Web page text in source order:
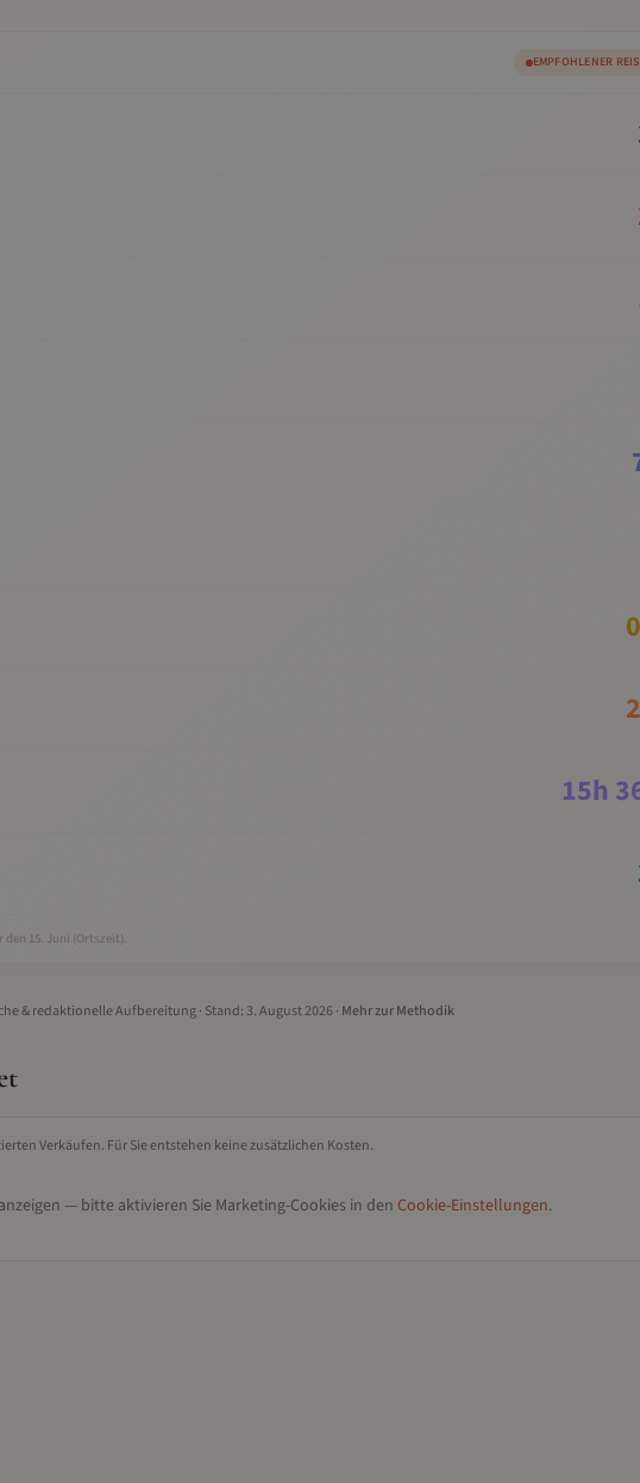
EMPFOHLENER
15h
15. Juni (Ortszeit).
& redaktionelle Aufbereitung· Stand: 3. August 2026· Mehr zur Methodik
Verkäufen. Für Sie entstehen keine zusätzlichen Kosten.
anzeigen — bitte aktivieren Sie Marketing-Cookies in den Cookie-Einstellungen.